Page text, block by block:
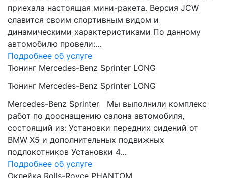
приехала настоящая мини-ракета. Версия JCW
славится своим спортивным видом и
динамическими характеристиками По данному
автомобилю провели:…
Подробнее об услуге
Тюнинг Mercedes-Benz Sprinter LONG
Тюнинг Mercedes-Benz Sprinter LONG
Mercedes-Benz Sprinter Мы выполнили комплекс
работ по дооснащению салона автомобиля,
состоящий из: Установки передних сидений от
BMW Х5 и дополнительных подвижных
подлокотников Установки 4…
Подробнее об услуге
Оклейка Rolls-Royce PHANTOM